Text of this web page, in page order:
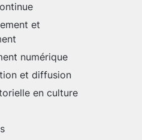
et
numérique
et diffusion
en culture